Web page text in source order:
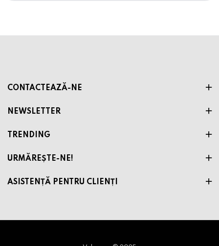
CONTACTEAZĂ-NE
NEWSLETTER
TRENDING
URMĂREȘTE-NE!
ASISTENȚĂ PENTRU CLIENȚI